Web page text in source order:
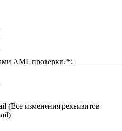
AML проверки?*:
(Все изменения реквизитов